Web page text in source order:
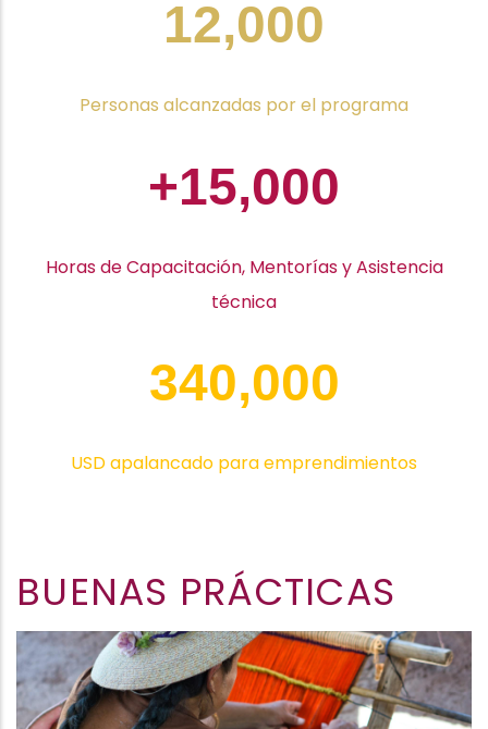
12,000
Personas alcanzadas por el programa
+15,000
Horas de Capacitación, Mentorías y Asistencia
técnica
340,000
USD apalancado para emprendimientos
BUENAS PRÁCTICAS